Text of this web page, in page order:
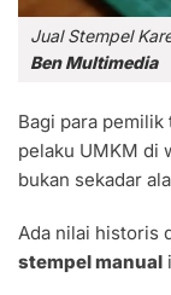
Jual Stempel
Ben Multimedia
Bagi para
pelaku UMKM di
bukan sekadar
Ada nilai historis
stempel manual